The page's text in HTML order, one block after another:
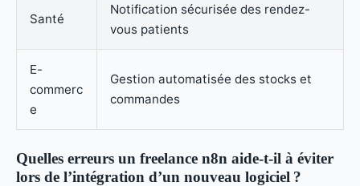
Santé
Notification sécurisée des rendez-
vous patients
E-
commerc
e
Gestion automatisée des stocks et
commandes
Quelles erreurs un freelance n8n aide-t-il à éviter
lors de l’intégration d’un nouveau logiciel ?